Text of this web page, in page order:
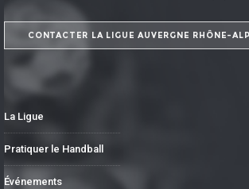
CONTACTER LA LIGUE AUVERGNE RHÔNE-
La Ligue
Pratiquer le Handball
Événements